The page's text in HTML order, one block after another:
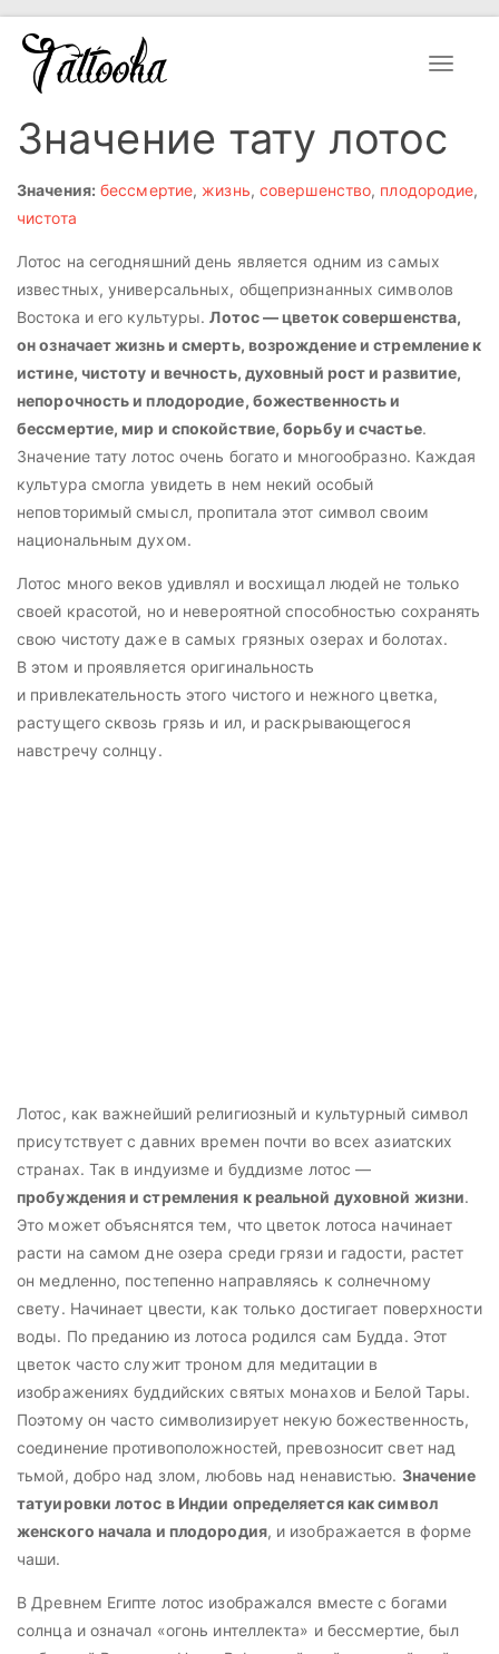
Toggle
Значение тату лотос
Значения: бессмертие, жизнь, совершенство, плодородие,
чистота
Лотос на сегодняшний день является одним из самых
известных, универсальных, общепризнанных символов
Востока и его культуры.Лотос — цветок совершенства,
он означает жизнь и смерть, возрождение и стремление к
истине, чистоту и вечность, духовный рост и развитие,
непорочность и плодородие, божественность и
бессмертие, мир и спокойствие, борьбу и счастье.
Значение тату лотос очень богато и многообразно. Каждая
культура смогла увидеть в нем некий особый
неповторимый смысл, пропитала этот символ своим
национальным духом.
Лотос много веков удивлял и восхищал людей не только
своей красотой, но и невероятной способностью сохранять
свою чистоту даже в самых грязных озерах и болотах.
В этом и проявляется оригинальность
и привлекательность этого чистого и нежного цветка,
растущего сквозь грязь и ил, и раскрывающегося
навстречу солнцу.
Лотос, как важнейший религиозный и культурный символ
присутствует с давних времен почти во всех азиатских
странах. Так в индуизме и буддизме лотос —
пробуждения и стремления к реальной духовной жизни.
Это может объяснятся тем, что цветок лотоса начинает
расти на самом дне озера среди грязи и гадости, растет
он медленно, постепенно направляясь к солнечному
свету. Начинает цвести, как только достигает поверхности
воды. По преданию из лотоса родился сам Будда. Этот
цветок часто служит троном для медитации в
изображениях буддийских святых монахов и Белой Тары.
Поэтому он часто символизирует некую божественность,
соединение противоположностей, превозносит свет над
тьмой, добро над злом, любовь над ненавистью. Значение
татуировки лотос в Индии определяется как символ
женского начала и плодородия, и изображается в форме
чаши.
В Древнем Египте лотос изображался вместе с богами
солнца и означал «огонь интеллекта» и бессмертие, был